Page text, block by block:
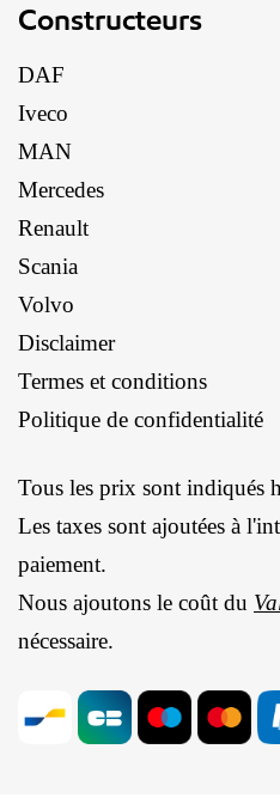
Constructeurs
DAF
Iveco
MAN
Mercedes
Renault
Scania
Volvo
Disclaimer
Termes et conditions
Politique de confidentialité
Tous les prix sont indiqués
Les taxes sont ajoutées à
paiement.
Nous ajoutons le coût du
nécessaire.